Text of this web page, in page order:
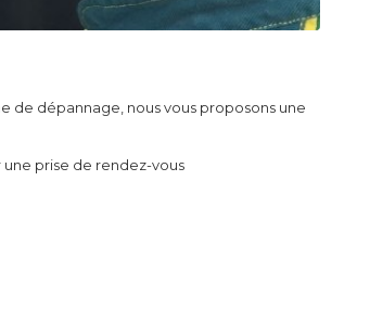
de dépannage, nous vous proposons une
prise de rendez-vous